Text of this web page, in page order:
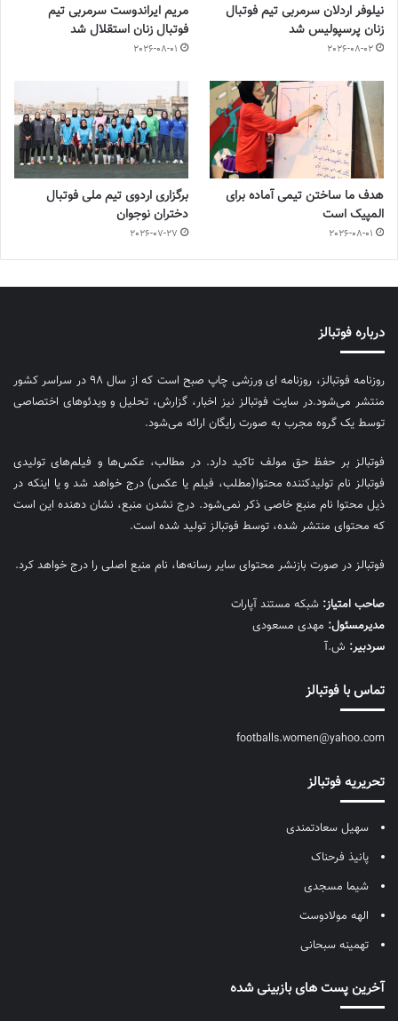
نیلوفر اردلان سرمربی تیم فوتبال
زنان پرسپولیس شد
2026-08-02
مریم ایراندوست سرمربی تیم
فوتبال زنان استقلال شد
2026-08-01
هدف ما ساختن تیمی آماده برای
المپیک است
2026-08-01
برگزاری اردوی تیم ملی فوتبال
دختران نوجوان
2026-07-27
درباره فوتبالز
روزنامه فوتبالز، روزنامه ای ورزشی چاپ صبح است که از سال ۹۸ در سراسر کشور
منتشر می‌شود.در سایت فوتبالز نیز اخبار، گزارش، تحلیل و ویدئوهای اختصاصی
توسط یک گروه مجرب به صورت رایگان ارائه می‌شود.
فوتبالز بر حفظ حق مولف تاکید دارد. در مطالب، عکس‌ها و فیلم‌های تولیدی
فوتبالز نام تولیدکننده محتوا(مطلب، فیلم یا عکس) درج خواهد شد و یا اینکه در
ذیل محتوا نام منبع خاصی ذکر نمی‌‎شود. درج نشدن منبع، نشان دهنده این است
که محتوای منتشر شده، توسط فوتبالز تولید شده است.
فوتبالز در صورت بازنشر محتوای سایر رسانه‌ها، نام منبع اصلی را درج خواهد کرد.
صاحب امتیاز: شبکه مستند آپارات
مديرمسئول: مهدی مسعودی
سردبیر: ش.آ
تماس با فوتبالز
footballs.women@yahoo.com
تحریریه فوتبالز
سهیل سعادتمندی
پانیذ فرحناک
شیما مسجدی
الهه مولادوست
تهمینه سبحانی
آخرین پست های بازبینی شده